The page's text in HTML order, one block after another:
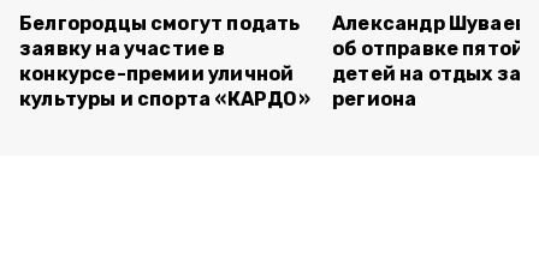
Белгородцы смогут подать
заявку на участие в
конкурсе-премии уличной
культуры и спорта «КАРДО»
Александр Шуваев
об отправке пятой
детей на отдых за
региона